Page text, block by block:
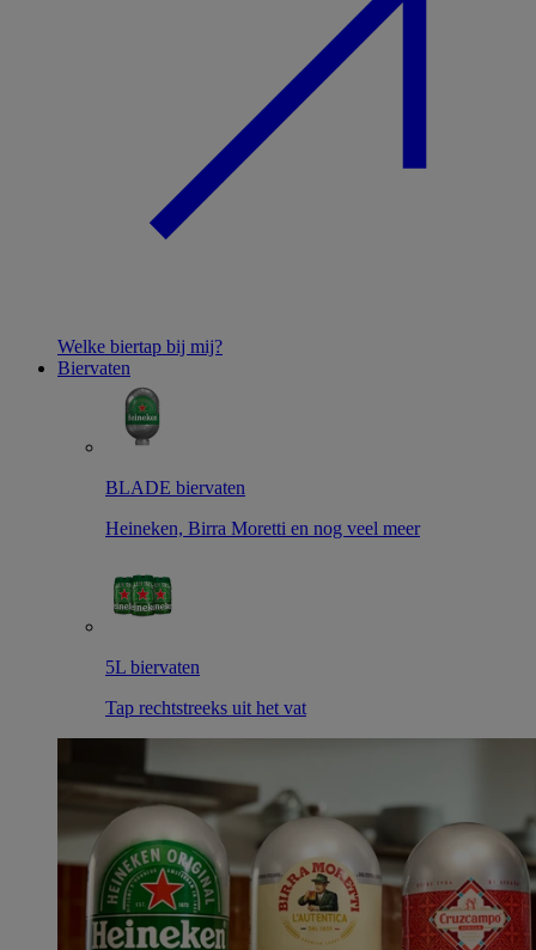
Welke biertap bij mij?
Biervaten
BLADE biervaten
Heineken, Birra Moretti en nog veel meer
5L biervaten
Tap rechtstreeks uit het vat